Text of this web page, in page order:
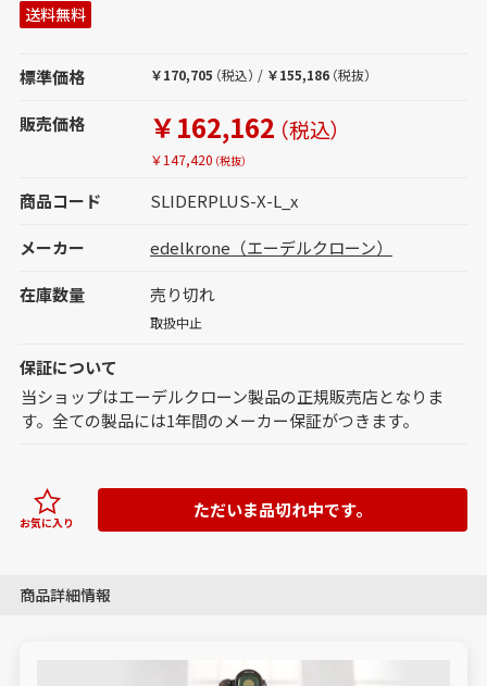
送料無料
標準価格 ￥170,705 （税込） / ￥155,186 （税抜）
販売価格 ￥162,162 （税込）
￥147,420 （税抜）
商品コード SLIDERPLUS-X-L_x
メーカー edelkrone（エーデルクローン）
在庫数量 売り切れ
取扱中止
保証について
当ショップはエーデルクローン製品の正規販売店となりま
す。全ての製品には1年間のメーカー保証がつきます。
ただいま品切れ中です。
お気に入り
商品詳細情報